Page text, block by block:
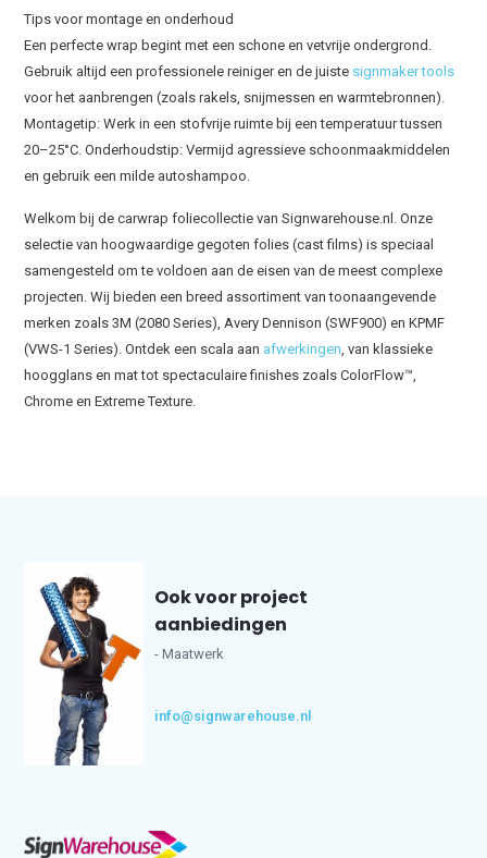
Tips voor montage en onderhoud
Een perfecte wrap begint met een schone en vetvrije ondergrond.
Gebruik altijd een professionele reiniger en de juiste signmaker tools
voor het aanbrengen (zoals rakels, snijmessen en warmtebronnen).
Montagetip: Werk in een stofvrije ruimte bij een temperatuur tussen
20–25°C. Onderhoudstip: Vermijd agressieve schoonmaakmiddelen
en gebruik een milde autoshampoo.
Welkom bij de carwrap foliecollectie van Signwarehouse.nl. Onze
selectie van hoogwaardige gegoten folies (cast films) is speciaal
samengesteld om te voldoen aan de eisen van de meest complexe
projecten. Wij bieden een breed assortiment van toonaangevende
merken zoals 3M (2080 Series), Avery Dennison (SWF900) en KPMF
(VWS-1 Series). Ontdek een scala aan afwerkingen, van klassieke
hoogglans en mat tot spectaculaire finishes zoals ColorFlow™,
Chrome en Extreme Texture.
Ook voor project
aanbiedingen
- Maatwerk
info@signwarehouse.nl